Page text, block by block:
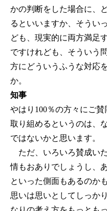
かの判断をした場合に、
るといいますか、そうい
ども、現実的に両方満足
ですけれども、そういう
方にどういうふうな対応
か。
知事
やはり100％の方々にご
取り組めるというのは、
ではないかと思います。
ただ、いろいろ賛成い
情もおありでしょうし、
といった側面もあるのか
思いは思いとしてしっか